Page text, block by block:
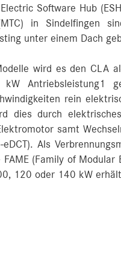
Software Hub
in Sindelfingen
unter einem Dach
wird es den CLA
Antriebsleistung1
rein
dies durch
samt
Als
(Family of Modular
120 oder 140 kW